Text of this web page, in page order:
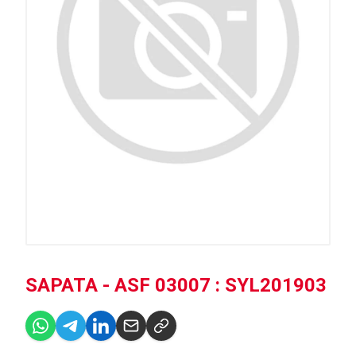
SAPATA - ASF 03007 : SYL201903